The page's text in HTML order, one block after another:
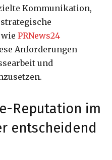
Kommunikation,
PRNews24
Anforderungen
und
Reputation im
entscheidend